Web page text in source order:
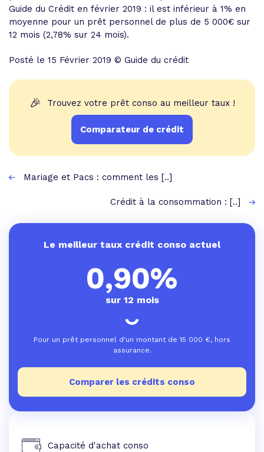
Guide du Crédit en février 2019 : il est inférieur à 1% en
moyenne pour un prêt personnel de plus de 5 000€ sur
12 mois (2,78% sur 24 mois).
Posté le 15 Février 2019 © Guide du crédit
🎉 Trouvez votre prêt conso au meilleur taux !
Comparateur de crédit
Mariage et Pacs : comment les [..]
Crédit à la consommation : [..]
Le meilleur taux crédit conso actuel
0,90%
sur 12 mois
Pour un prêt personnel d'un montant de 15 000 €, hors
assurance.
Comparer les crédits conso
Capacité d'achat conso